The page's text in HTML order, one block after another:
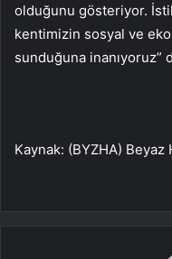
olduğunu gösteriyor.
kentimizin sosyal ve
sunduğuna inanıyoruz”
Kaynak: (BYZHA) Beyaz